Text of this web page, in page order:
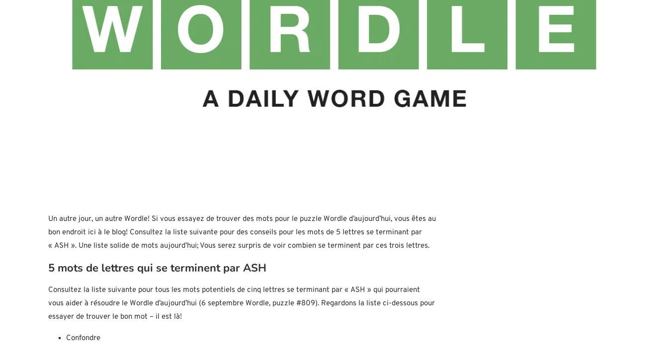
Un autre jour, un autre Wordle! Si vous essayez de trouver des mots pour le puzzle Wordle d’aujourd’hui, vous êtes au
bon endroit ici à le blog! Consultez la liste suivante pour des conseils pour les mots de 5 lettres se terminant par
« ASH ». Une liste solide de mots aujourd’hui; Vous serez surpris de voir combien se terminent par ces trois lettres.
5 mots de lettres qui se terminent par ASH
Consultez la liste suivante pour tous les mots potentiels de cinq lettres se terminant par « ASH » qui pourraient
vous aider à résoudre le Wordle d’aujourd’hui (6 septembre Wordle, puzzle #809). Regardons la liste ci-dessous pour
essayer de trouver le bon mot – il est là!
Confondre